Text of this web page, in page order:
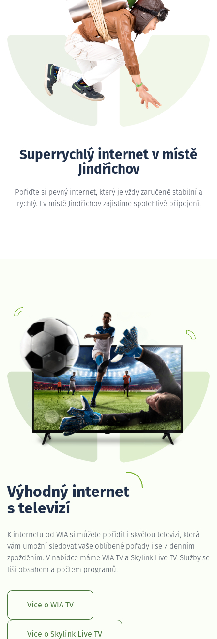
Superrychlý internet v místě
Jindřichov
Pořiďte si pevný internet, který je vždy zaručeně stabilní a
rychlý. I v místě Jindřichov zajistíme spolehlivé připojení.
Výhodný internet
s televizí
K internetu od WIA si můžete pořídit i skvělou televizi, která
vám umožní sledovat vaše oblíbené pořady i se 7 denním
zpožděním. V nabídce máme WIA TV a Skylink Live TV. Služby se
liší obsahem a počtem programů.
Více o WIA TV
Více o Skylink Live TV